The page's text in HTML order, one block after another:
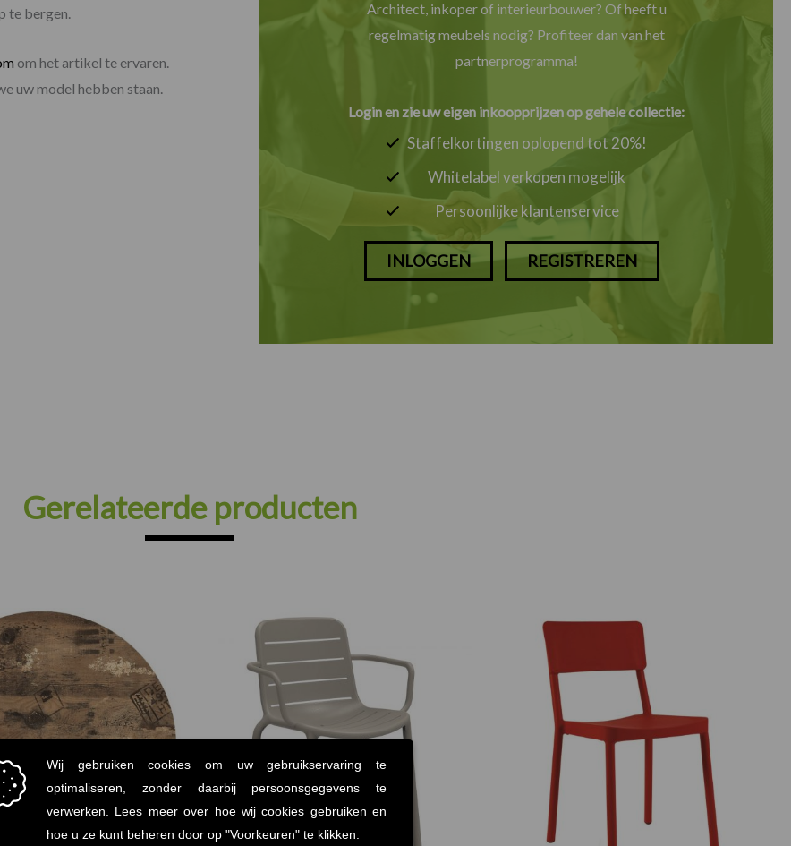
te bergen.
om het artikel te ervaren.
uw model hebben staan.
Architect, inkoper of interieurbouwer? Of heeft u
regelmatig meubels nodig? Profiteer dan van het
partnerprogramma!
Login en zie uw eigen inkoopprijzen op gehele collectie:
Staffelkortingen oplopend tot 20%!
Whitelabel verkopen mogelijk
Persoonlijke klantenservice
INLOGGEN REGISTREREN
Gerelateerde producten
€165.00